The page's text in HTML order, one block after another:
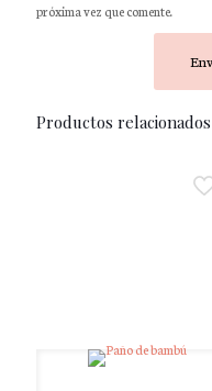
próxima vez que comente.
Productos relacionados